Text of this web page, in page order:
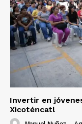
Invertir en
Xicoténcatl